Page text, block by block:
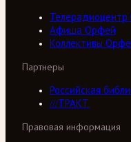
Афиша Орфей
Коллективы
Партнеры
Российская
///ТРАКТ
Правовая информация